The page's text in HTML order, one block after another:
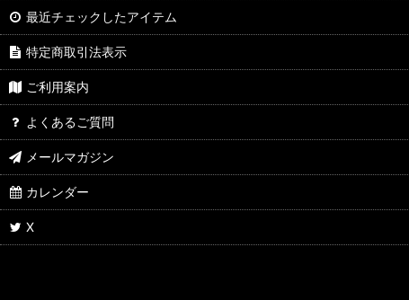
最近チェックしたアイテム
特定商取引法表示
ご利用案内
よくあるご質問
メールマガジン
カレンダー
X